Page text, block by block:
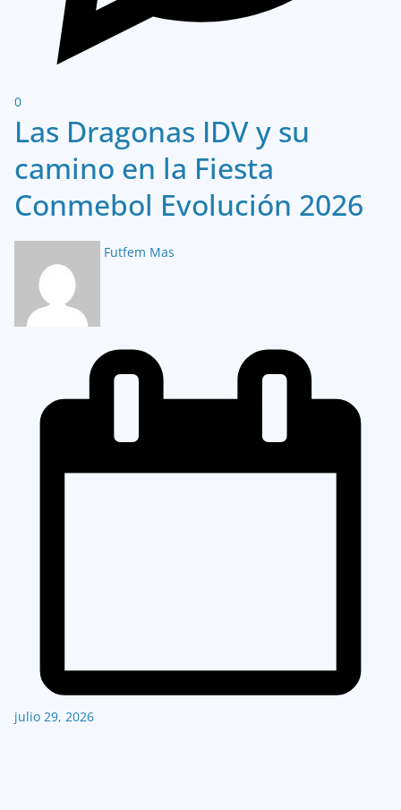
0
Las Dragonas IDV y su
camino en la Fiesta
Conmebol Evolución 2026
Futfem Mas
julio 29, 2026